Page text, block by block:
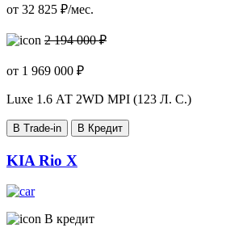
от 32 825 ₽/мес.
2 194 000 ₽
от 1 969 000 ₽
Luxe 1.6 АТ 2WD MPI (123 Л. C.)
В Trade-in В Кредит
KIA Rio X
В кредит